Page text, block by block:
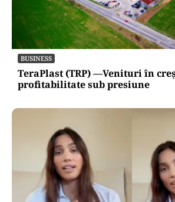
BUSINESS
TeraPlast (TRP) —Venituri în
profitabilitate sub presiune